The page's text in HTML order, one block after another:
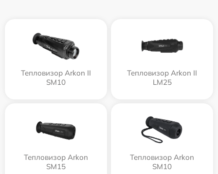
Тепловизор Arkon II
SM10
Тепловизор Arkon II
LM25
Тепловизор Arkon
SM15
Тепловизор Arkon
SM10